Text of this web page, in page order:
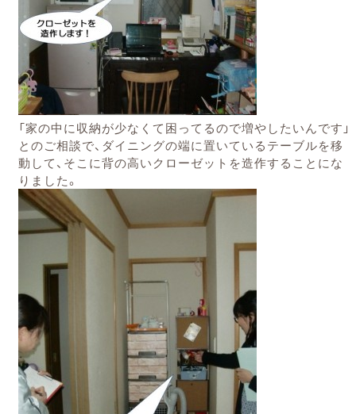
「家の中に収納が少なくて困ってるので増やしたいんです」
とのご相談で、ダイニングの端に置いているテーブルを移
動して、そこに背の高いクローゼットを造作することにな
りました。